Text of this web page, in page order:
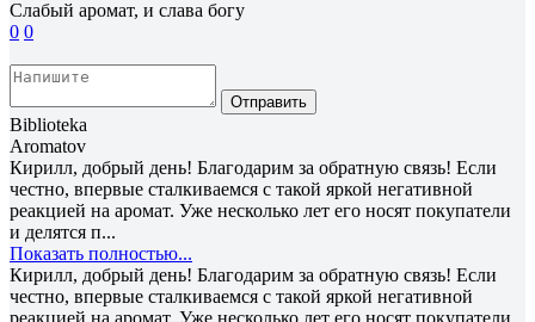
Слабый аромат, и слава богу
0 0
Отправить
Biblioteka
Aromatov
Кирилл, добрый день! Благодарим за обратную связь! Если
честно, впервые сталкиваемся с такой яркой негативной
реакцией на аромат. Уже несколько лет его носят покупатели
и делятся п...
Показать полностью...
Кирилл, добрый день! Благодарим за обратную связь! Если
честно, впервые сталкиваемся с такой яркой негативной
реакцией на аромат. Уже несколько лет его носят покупатели